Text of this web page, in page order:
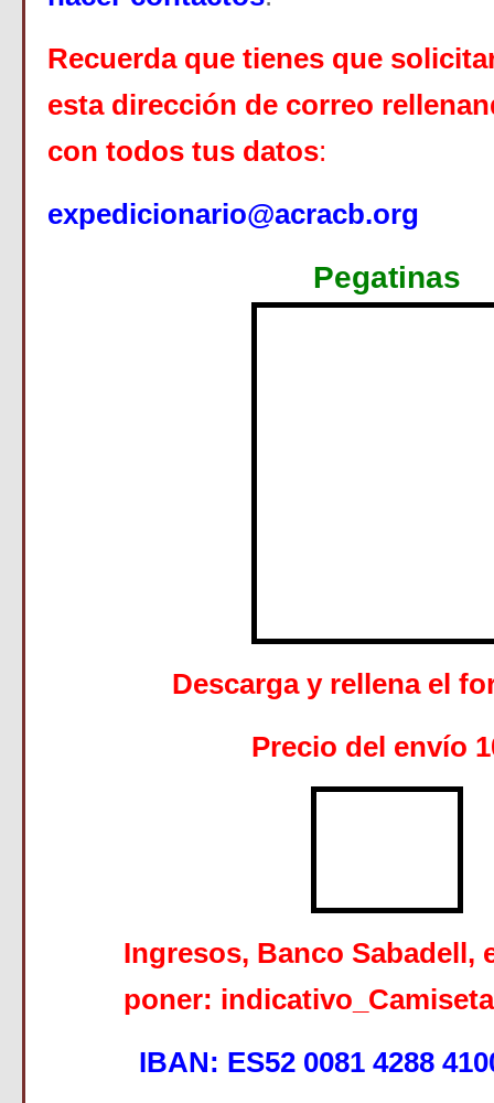
Recuerda que tienes que
esta dirección de correo
con todos tus datos:
expedicionario@acracb.org
Pegatinas
Descarga y rellena el
Precio del envío
Ingresos, Banco Sabadell,
poner:
IBAN: ES52 0081 4288